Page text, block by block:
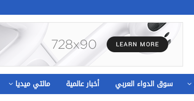
سوق الدواء العربي أخبار عالمية مالتي ميديا